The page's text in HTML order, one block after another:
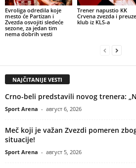
Evroliga odredila koje
mesto će Partizan i
Zvezda osvojiti sledeće
sezone, za jedan tim
nema dobrih vesti
Trener napustio KK
Crvena zvezda i
klub iz KLS-a
NAJČITANIJE VESTI
Crno-beli predstavili novog trenera:
Sport Arena - август 6, 2026
Meč koji je važan Zvezdi pomeren
situacije!
Sport Arena - август 5, 2026